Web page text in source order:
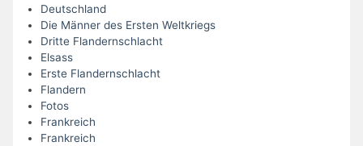
Deutschland
Die Männer des Ersten Weltkriegs
Dritte Flandernschlacht
Elsass
Erste Flandernschlacht
Flandern
Fotos
Frankreich
Frankreich